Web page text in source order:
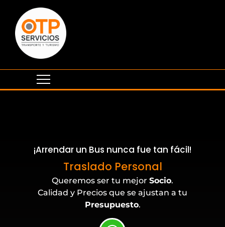
¡Arrendar un Bus nunca fue tan fácil!
Traslado Personal
Eventos Corporativos
Queremos ser tu mejor Socio.
Calidad y Precios que se ajustan a tu
Presupuesto.